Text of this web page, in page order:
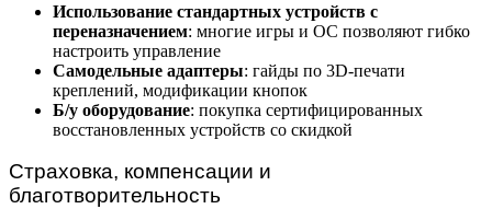
Использование стандартных устройств с
переназначением: многие игры и ОС позволяют гибко
настроить управление
Самодельные адаптеры: гайды по 3D-печати
креплений, модификации кнопок
Б/у оборудование: покупка сертифицированных
восстановленных устройств со скидкой
Страховка, компенсации и
благотворительность